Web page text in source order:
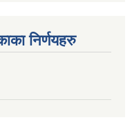
निर्णयहरु